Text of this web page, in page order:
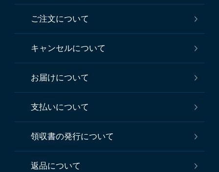
ご注文について
キャンセルについて
お届けについて
支払いについて
領収書の発行について
返品について